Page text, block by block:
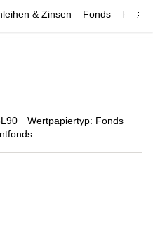
& Zinsen Fonds
Wertpapiertyp: Fonds